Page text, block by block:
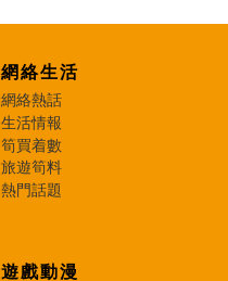
網絡生活
網絡熱話
生活情報
筍買着數
旅遊筍料
熱門話題
遊戲動漫